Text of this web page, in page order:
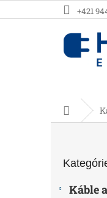
na
+421
Domov
kategórie
Káble